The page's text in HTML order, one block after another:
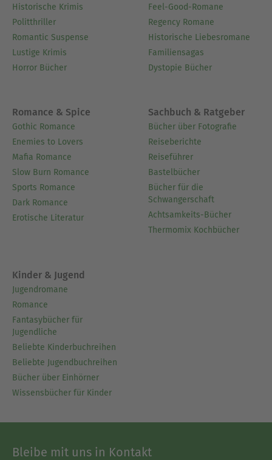
Historische Krimis
Politthriller
Romantic Suspense
Lustige Krimis
Horror Bücher
Feel-Good-Romane
Regency Romane
Historische Liebesromane
Familiensagas
Dystopie Bücher
Romance & Spice
Gothic Romance
Enemies to Lovers
Mafia Romance
Slow Burn Romance
Sports Romance
Dark Romance
Erotische Literatur
Sachbuch & Ratgeber
Bücher über Fotografie
Reiseberichte
Reiseführer
Bastelbücher
Bücher für die
Schwangerschaft
Achtsamkeits-Bücher
Thermomix Kochbücher
Kinder & Jugend
Jugendromane
Romance
Fantasybücher für
Jugendliche
Beliebte Kinderbuchreihen
Beliebte Jugendbuchreihen
Bücher über Einhörner
Wissensbücher für Kinder
Bleibe mit uns in Kontakt